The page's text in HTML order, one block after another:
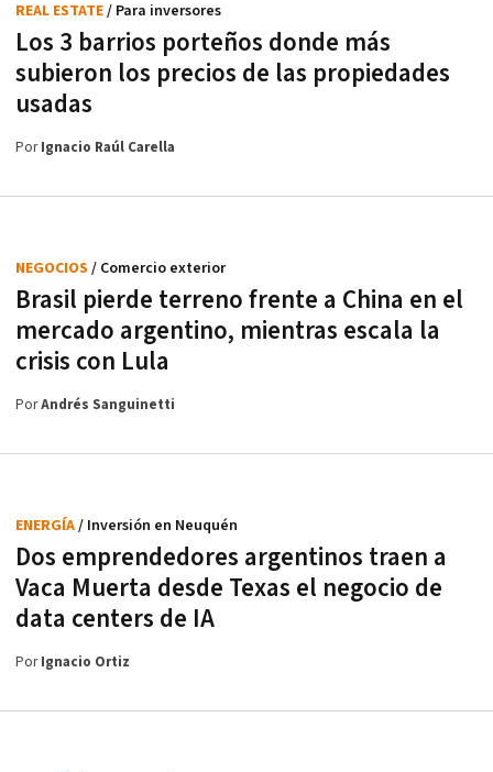
Los 3 barrios porteños donde más
subieron los precios de las propiedades
usadas
REAL ESTATE/ Para inversores
PorIgnacio Raúl Carella
Brasil pierde terreno frente a China en el
mercado argentino, mientras escala la
crisis con Lula
NEGOCIOS / Comercio exterior
PorAndrés Sanguinetti
Dos emprendedores argentinos traen a
Vaca Muerta desde Texas el negocio de
data centers de IA
ENERGÍA/ Inversión en Neuquén
PorIgnacio Ortiz